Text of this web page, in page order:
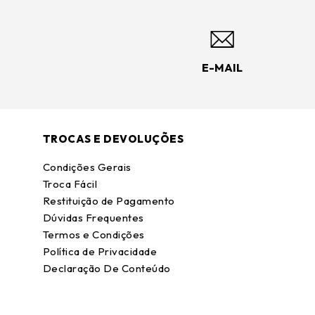
E-MAIL
TROCAS E DEVOLUÇÕES
Condições Gerais
Troca Fácil
Restituição de Pagamento
Dúvidas Frequentes
Termos e Condições
Política de Privacidade
Declaração De Conteúdo